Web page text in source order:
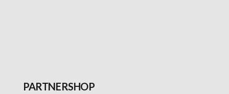
PARTNERSHOP